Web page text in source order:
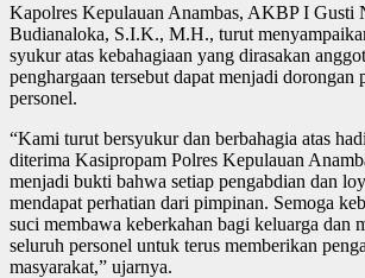
Kapolres Kepulauan Anambas, AKBP I Gusti
Budianaloka, S.I.K., M.H., turut
syukur atas kebahagiaan yang dirasakan
penghargaan tersebut dapat menjadi dorongan
personel.
“Kami turut bersyukur dan berbahagia atas
diterima Kasipropam Polres Kepulauan
menjadi bukti bahwa setiap pengabdian dan
mendapat perhatian dari pimpinan. Semoga
suci membawa keberkahan bagi keluarga dan
seluruh personel untuk terus memberikan
masyarakat,” ujarnya.